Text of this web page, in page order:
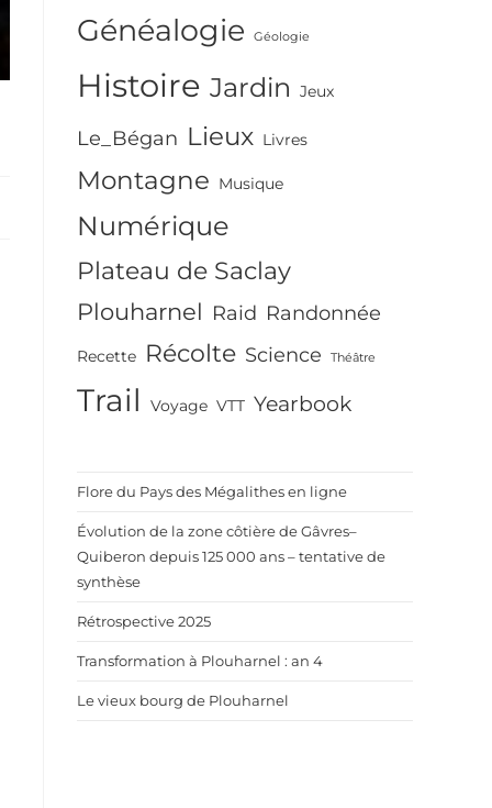
Généalogie Géologie
Histoire Jardin Jeux
Le_Bégan Lieux Livres
Montagne Musique
Numérique
Plateau de Saclay
Plouharnel Raid Randonnée
Recette Récolte Science Théâtre
Trail Voyage VTT Yearbook
Flore du Pays des Mégalithes en ligne
Évolution de la zone côtière de Gâvres–
Quiberon depuis 125 000 ans – tentative de
synthèse
Rétrospective 2025
Transformation à Plouharnel : an 4
Le vieux bourg de Plouharnel